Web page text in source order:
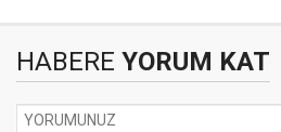
HABERE YORUM KAT